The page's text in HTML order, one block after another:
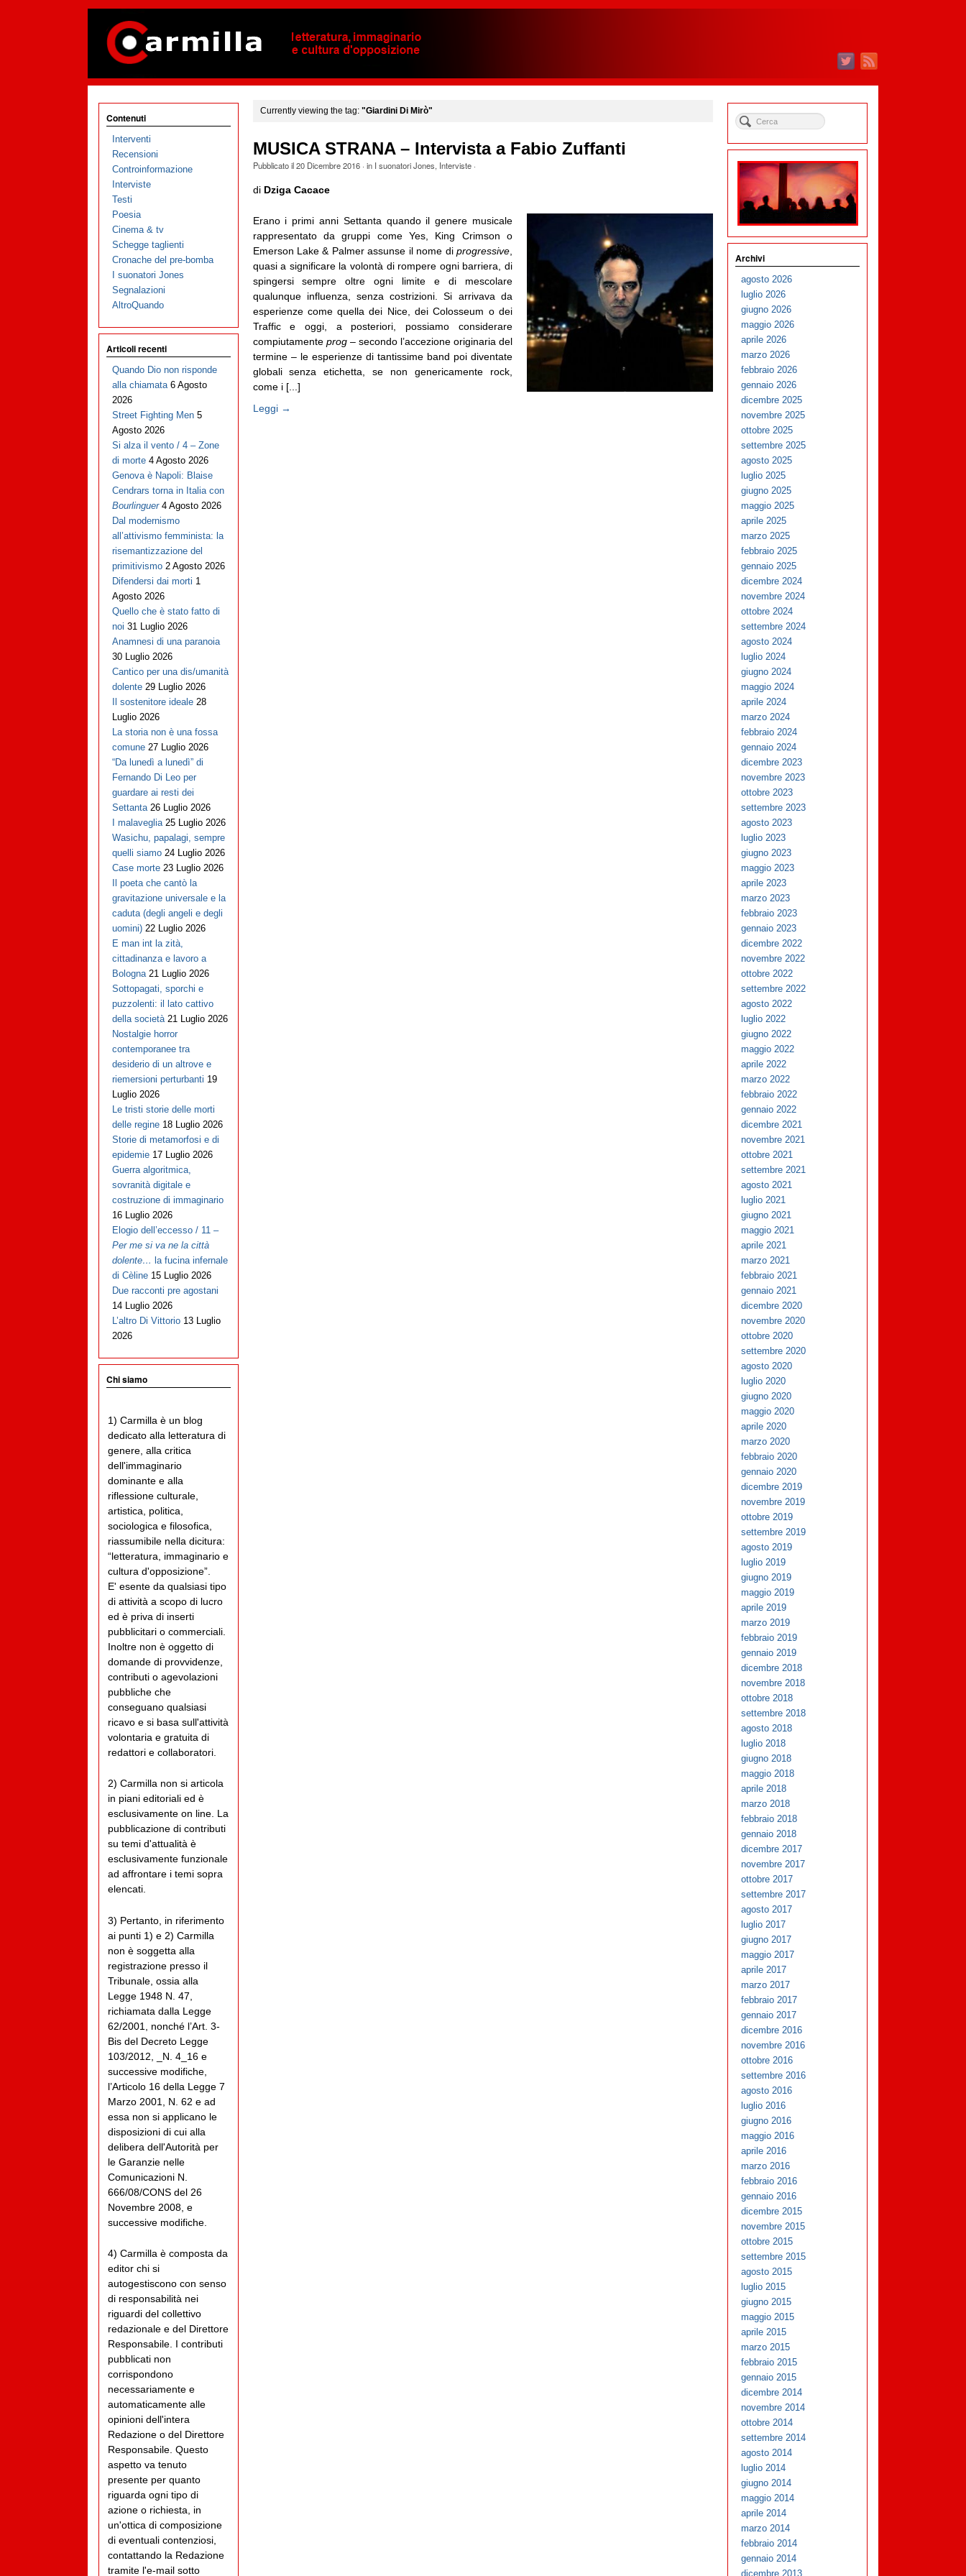
Currently viewing the tag: "Giardini Di Mirò"
MUSICA STRANA – Intervista a Fabio Zuffanti
Pubblicato il20 Dicembre 2016· in I suonatori Jones, Interviste·
di Dziga Cacace
Erano i primi anni Settanta quando il genere musicale
rappresentato da gruppi come Yes, King Crimson o
Emerson Lake & Palmer assunse il nome di progressive,
quasi a significare la volontà di rompere ogni barriera, di
spingersi sempre oltre ogni limite e di mescolare
qualunque influenza, senza costrizioni. Si arrivava da
esperienze come quella dei Nice, dei Colosseum o dei
Traffic e oggi, a posteriori, possiamo considerare
compiutamente prog– secondo l’accezione originaria del
termine – le esperienze di tantissime band poi diventate
globali senza etichetta, se non genericamente rock,
come i [...]
Leggi →
Contenuti
Interventi
Recensioni
Controinformazione
Interviste
Testi
Poesia
Cinema & tv
Schegge taglienti
Cronache del pre-bomba
I suonatori Jones
Segnalazioni
AltroQuando
Articoli recenti
Quando Dio non risponde
alla chiamata 6 Agosto
2026
Street Fighting Men 5
Agosto 2026
Si alza il vento / 4 – Zone
di morte 4 Agosto 2026
Genova è Napoli: Blaise
Cendrars torna in Italia con
Bourlinguer 4 Agosto 2026
Dal modernismo
all’attivismo femminista: la
risemantizzazione del
primitivismo 2 Agosto 2026
Difendersi dai morti 1
Agosto 2026
Quello che è stato fatto di
noi 31 Luglio 2026
Anamnesi di una paranoia
30 Luglio 2026
Cantico per una dis/umanità
dolente 29 Luglio 2026
Il sostenitore ideale 28
Luglio 2026
La storia non è una fossa
comune 27 Luglio 2026
“Da lunedì a lunedì” di
Fernando Di Leo per
guardare ai resti dei
Settanta 26 Luglio 2026
I malaveglia 25 Luglio 2026
Wasichu, papalagi, sempre
quelli siamo 24 Luglio 2026
Case morte 23 Luglio 2026
Il poeta che cantò la
gravitazione universale e la
caduta (degli angeli e degli
uomini) 22 Luglio 2026
E man int la zità,
cittadinanza e lavoro a
Bologna 21 Luglio 2026
Sottopagati, sporchi e
puzzolenti: il lato cattivo
della società 21 Luglio 2026
Nostalgie horror
contemporanee tra
desiderio di un altrove e
riemersioni perturbanti 19
Luglio 2026
Le tristi storie delle morti
delle regine 18 Luglio 2026
Storie di metamorfosi e di
epidemie 17 Luglio 2026
Guerra algoritmica,
sovranità digitale e
costruzione di immaginario
16 Luglio 2026
Elogio dell’eccesso / 11 –
Per me si va ne la città
dolente… la fucina infernale
di Cèline 15 Luglio 2026
Due racconti pre agostani
14 Luglio 2026
L’altro Di Vittorio 13 Luglio
2026
Chi siamo
1) Carmilla è un blog
dedicato alla letteratura di
genere, alla critica
dell'immaginario
dominante e alla
riflessione culturale,
artistica, politica,
sociologica e filosofica,
riassumibile nella dicitura:
“letteratura, immaginario e
cultura d'opposizione”.
E' esente da qualsiasi tipo
di attività a scopo di lucro
ed è priva di inserti
pubblicitari o commerciali.
Inoltre non è oggetto di
domande di provvidenze,
contributi o agevolazioni
pubbliche che
conseguano qualsiasi
ricavo e si basa sull'attività
volontaria e gratuita di
redattori e collaboratori.
2) Carmilla non si articola
in piani editoriali ed è
esclusivamente on line. La
pubblicazione di contributi
su temi d'attualità è
esclusivamente funzionale
ad affrontare i temi sopra
elencati.
3) Pertanto, in riferimento
ai punti 1) e 2) Carmilla
non è soggetta alla
registrazione presso il
Tribunale, ossia alla
Legge 1948 N. 47,
richiamata dalla Legge
62/2001, nonché l’Art. 3-
Bis del Decreto Legge
103/2012, _N. 4_16 e
successive modifiche,
l’Articolo 16 della Legge 7
Marzo 2001, N. 62 e ad
essa non si applicano le
disposizioni di cui alla
delibera dell'Autorità per
le Garanzie nelle
Comunicazioni N.
666/08/CONS del 26
Novembre 2008, e
successive modifiche.
4) Carmilla è composta da
editor chi si
autogestiscono con senso
di responsabilità nei
riguardi del collettivo
redazionale e del Direttore
Responsabile. I contributi
pubblicati non
corrispondono
necessariamente e
automaticamente alle
opinioni dell'intera
Redazione o del Direttore
Responsabile. Questo
aspetto va tenuto
presente per quanto
riguarda ogni tipo di
azione o richiesta, in
un'ottica di composizione
di eventuali contenziosi,
contattando la Redazione
tramite l'e-mail sotto
Archivi
agosto 2026
luglio 2026
giugno 2026
maggio 2026
aprile 2026
marzo 2026
febbraio 2026
gennaio 2026
dicembre 2025
novembre 2025
ottobre 2025
settembre 2025
agosto 2025
luglio 2025
giugno 2025
maggio 2025
aprile 2025
marzo 2025
febbraio 2025
gennaio 2025
dicembre 2024
novembre 2024
ottobre 2024
settembre 2024
agosto 2024
luglio 2024
giugno 2024
maggio 2024
aprile 2024
marzo 2024
febbraio 2024
gennaio 2024
dicembre 2023
novembre 2023
ottobre 2023
settembre 2023
agosto 2023
luglio 2023
giugno 2023
maggio 2023
aprile 2023
marzo 2023
febbraio 2023
gennaio 2023
dicembre 2022
novembre 2022
ottobre 2022
settembre 2022
agosto 2022
luglio 2022
giugno 2022
maggio 2022
aprile 2022
marzo 2022
febbraio 2022
gennaio 2022
dicembre 2021
novembre 2021
ottobre 2021
settembre 2021
agosto 2021
luglio 2021
giugno 2021
maggio 2021
aprile 2021
marzo 2021
febbraio 2021
gennaio 2021
dicembre 2020
novembre 2020
ottobre 2020
settembre 2020
agosto 2020
luglio 2020
giugno 2020
maggio 2020
aprile 2020
marzo 2020
febbraio 2020
gennaio 2020
dicembre 2019
novembre 2019
ottobre 2019
settembre 2019
agosto 2019
luglio 2019
giugno 2019
maggio 2019
aprile 2019
marzo 2019
febbraio 2019
gennaio 2019
dicembre 2018
novembre 2018
ottobre 2018
settembre 2018
agosto 2018
luglio 2018
giugno 2018
maggio 2018
aprile 2018
marzo 2018
febbraio 2018
gennaio 2018
dicembre 2017
novembre 2017
ottobre 2017
settembre 2017
agosto 2017
luglio 2017
giugno 2017
maggio 2017
aprile 2017
marzo 2017
febbraio 2017
gennaio 2017
dicembre 2016
novembre 2016
ottobre 2016
settembre 2016
agosto 2016
luglio 2016
giugno 2016
maggio 2016
aprile 2016
marzo 2016
febbraio 2016
gennaio 2016
dicembre 2015
novembre 2015
ottobre 2015
settembre 2015
agosto 2015
luglio 2015
giugno 2015
maggio 2015
aprile 2015
marzo 2015
febbraio 2015
gennaio 2015
dicembre 2014
novembre 2014
ottobre 2014
settembre 2014
agosto 2014
luglio 2014
giugno 2014
maggio 2014
aprile 2014
marzo 2014
febbraio 2014
gennaio 2014
dicembre 2013